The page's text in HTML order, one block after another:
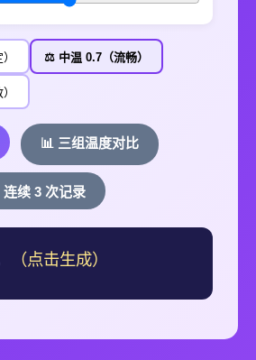
⚖️ 中温 0.7（流畅）
📊 三组温度对比
连续 3 次记录
（点击生成）